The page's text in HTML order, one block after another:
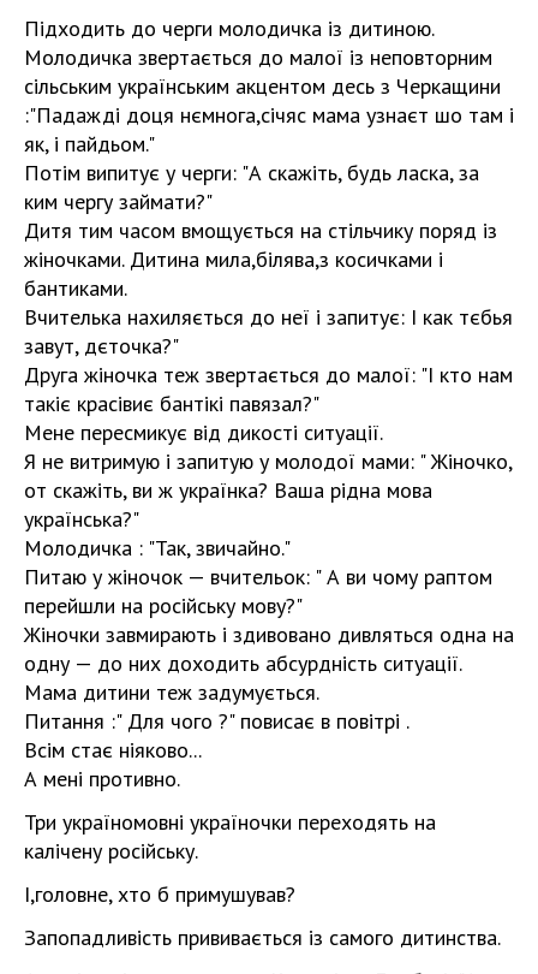
Підходить до черги молодичка із дитиною.
Молодичка звертається до малої із неповторним
сільським українським акцентом десь з Черкащини
:"Падажді доця нємнога,січяс мама узнаєт шо там і
як, і пайдьом."
Потім випитує у черги: "А скажіть, будь ласка, за
ким чергу займати?"
Дитя тим часом вмощується на стільчику поряд із
жіночками. Дитина мила,білява,з косичками і
бантиками.
Вчителька нахиляється до неї і запитує: І как тєбья
завут, дєточка?"
Друга жіночка теж звертається до малої: "І кто нам
такіє красівиє бантікі павязал?"
Мене пересмикує від дикості ситуації.
Я не витримую і запитую у молодої мами: " Жіночко,
от скажіть, ви ж українка? Ваша рідна мова
українська?"
Молодичка : "Так, звичайно."
Питаю у жіночок — вчительок: " А ви чому раптом
перейшли на російську мову?"
Жіночки завмирають і здивовано дивляться одна на
одну — до них доходить абсурдність ситуації.
Мама дитини теж задумується.
Питання :" Для чого ?" повисає в повітрі .
Всім стає ніяково...
А мені противно.
Три україномовні україночки переходять на
калічену російську.
І,головне, хто б примушував?
Запопадливість прививається із самого дитинства.